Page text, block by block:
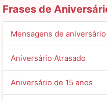
diversas outras ocasiões
merece! Meus parabéns!
Frases de
Mensagens de aniversário
Aniversário Atrasado
Aniversário de 15 anos